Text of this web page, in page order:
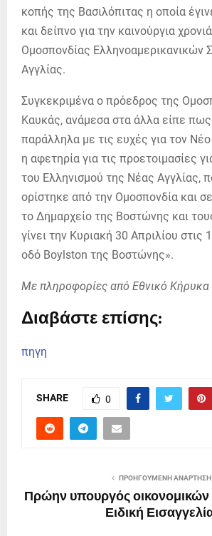
κοπής της Βασιλόπιτας η οποία
και δείπνο για την καινούργια
Ομοσπονδίας Ελληνοαμερικανικών
Αγγλίας.
Συγκεκριμένα ο πρόεδρος της
Καυκάς, ανάμεσα στα άλλα είπε
παράλληλα με τις ευχές για τον Νέο
η αφετηρία για τις προετοιμασίες
του Ελληνισμού της Νέας Αγγλίας,
ορίστηκε από την Ομοσπονδία και
το Δημαρχείο της Βοστώνης και
γίνει την Κυριακή 30 Απριλίου στις
οδό Boylston της Βοστώνης».
Με πληροφορίες από Εθνικό Κήρυκα
Διαβάστε επίσης:
πηγη
SHARE 0
ΠΡΟΗΓΟΎΜΕΝΗ ΑΝΆΡΤΗΣΗ
Πρώην υπουργός
Ειδική